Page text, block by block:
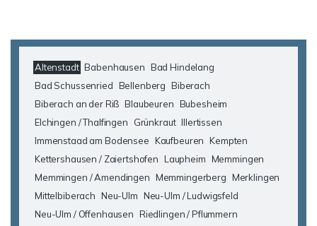
Altenstadt Babenhausen Bad Hindelang
Bad Schussenried Bellenberg Biberach
Biberach an der Riß Blaubeuren Bubesheim
Elchingen / Thalfingen
Grünkraut Illertissen
Immenstaad am Bodensee Kaufbeuren Kempten
Kettershausen / Zaiertshofen Laupheim Memmingen
Memmingen / Amendingen Memmingerberg Merklingen
Mittelbiberach Neu-Ulm Neu-Ulm / Ludwigsfeld
Neu-Ulm / Offenhausen Riedlingen / Pflummern